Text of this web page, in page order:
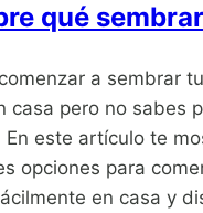
qué sembrar
a sembrar
casa pero no sabes
En este artículo te
opciones para
en casa y